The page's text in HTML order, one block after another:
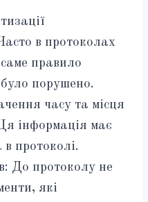
в протоколах
правило
було порушено.
часу та місця
інформація має
в протоколі.
До протоколу не
які